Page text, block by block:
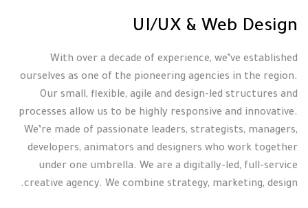
UI/UX & Web Design
With over a decade of experience, we’ve established
ourselves as one of the pioneering agencies in the region.
Our small, flexible, agile and design-led structures and
processes allow us to be highly responsive and innovative.
We’re made of passionate leaders, strategists, managers,
developers, animators and designers who work together
under one umbrella. We are a digitally-led, full-service
creative agency. We combine strategy, marketing, design.